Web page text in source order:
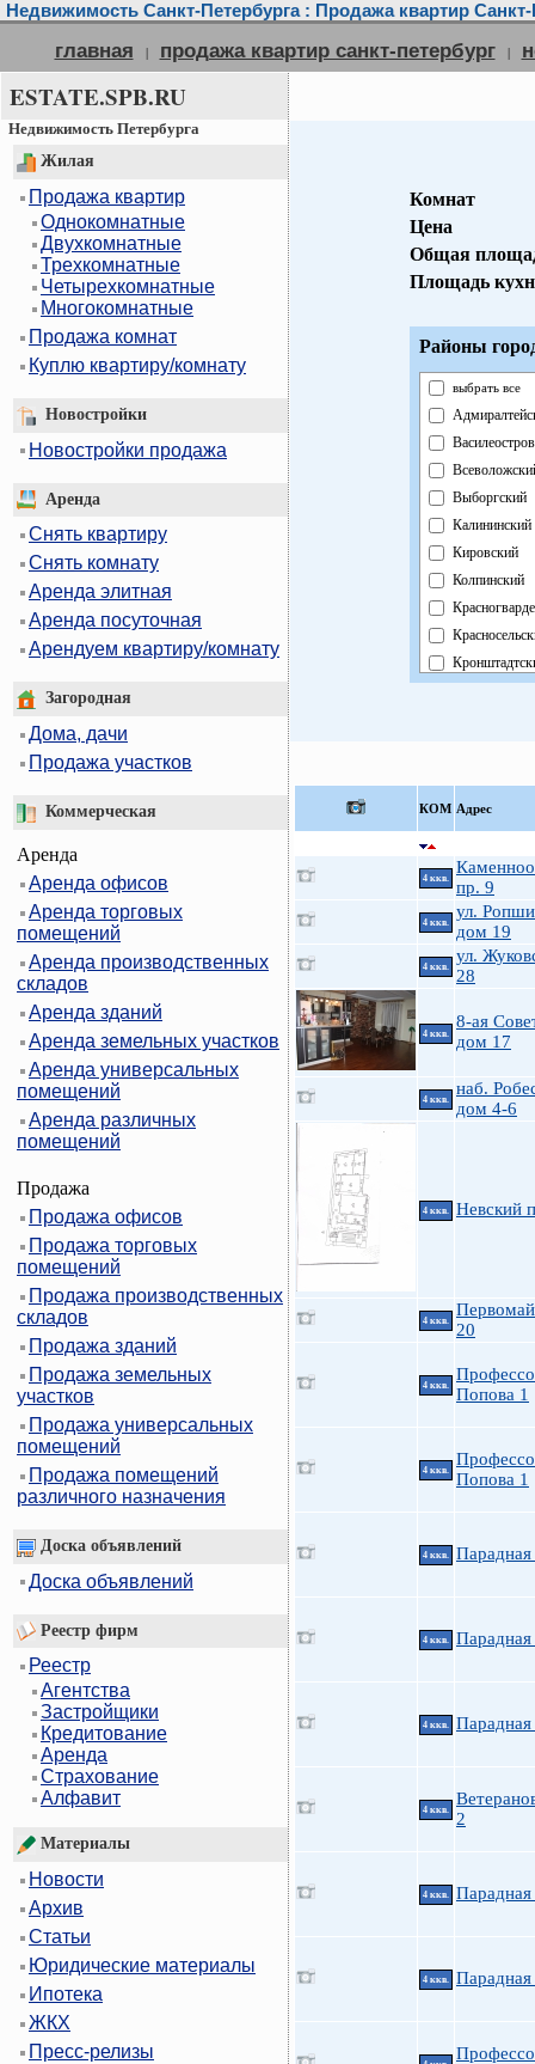
Недвижимость Санкт-Петербурга : Продажа квартир Санкт-
главная | продажа квартир санкт-петербург |
ESTATE.SPB.RU
Недвижимость Петербурга
Жилая
Продажа квартир
Однокомнатные
Двухкомнатные
Трехкомнатные
Четырехкомнатные
Многокомнатные
Продажа комнат
Куплю квартиру/комнату
Новостройки
Новостройки продажа
Аренда
Снять квартиру
Снять комнату
Аренда элитная
Аренда посуточная
Арендуем квартиру/комнату
Загородная
Дома, дачи
Продажа участков
Коммерческая
Аренда
Аренда офисов
Аренда торговых
помещений
Аренда производственных
складов
Аренда зданий
Аренда земельных участков
Аренда универсальных
помещений
Аренда различных
помещений
Продажа
Продажа офисов
Продажа торговых
помещений
Продажа производственных
складов
Продажа зданий
Продажа земельных
участков
Продажа универсальных
помещений
Продажа помещений
различного назначения
Доска объявлений
Доска объявлений
Реестр фирм
Реестр
Агентства
Застройщики
Кредитование
Аренда
Страхование
Алфавит
Материалы
Новости
Архив
Статьи
Юридические материалы
Ипотека
ЖКХ
Пресс-релизы
Комнат
Цена
Общая
Площадь
Районы
выбрать все
Выборгский
Калининский
Кировский
Колпинский
Павловский
Приморский
Пушкинский
Фрунзенский
Центральный
КOМ Адрес
4 ккв.
пр. 9
4 ккв.
ул.
дом 19
4 ккв.
ул.
28
4 ккв.
8-ая
дом 17
4 ккв.
наб.
дом 4-6
4 ккв. Невский
4 ккв.
20
4 ккв.
Попова 1
4 ккв.
Попова 1
4 ккв. Парадная
4 ккв. Парадная
4 ккв. Парадная
4 ккв.
2
4 ккв. Парадная
4 ккв. Парадная